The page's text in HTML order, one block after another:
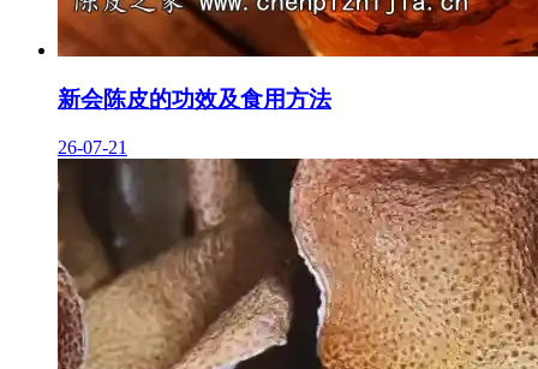
新会陈皮的功效及食用方法
26-07-21